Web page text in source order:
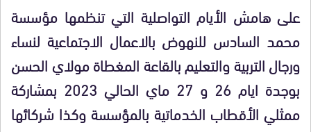
على هامش الأيام التواصلية التي تنظمها مؤسسة
محمد السادس للنهوض بالاعمال الاجتماعية لنساء
ورجال التربية والتعليم بالقاعة المغطاة مولاي الحسن
بوجدة ايام 26 و 27 ماي الحالي 2023 بمشاركة
ممثلي الأقطاب الخدماتية بالمؤسسة وكذا شركائها